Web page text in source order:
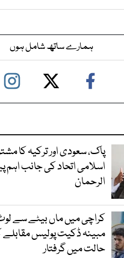
ہمارے ساتھ شامل ہوں
پاک، سعودی اور ترکیہ کا
اسلامی اتحاد کی جانب
الرحمان
کراچی میں ماں بیٹے سے لوٹ
مبینہ ڈکیت پولیس
حالت میں گرفتار